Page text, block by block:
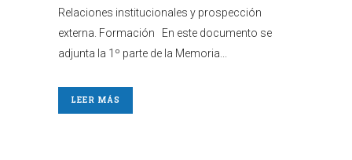
Relaciones institucionales y prospección
externa. Formación En este documento se
adjunta la 1º parte de la Memoria...
LEER MÁS